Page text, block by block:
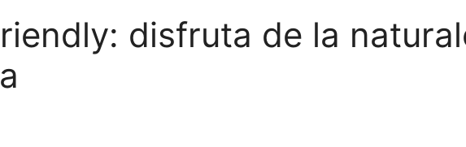
disfruta de la